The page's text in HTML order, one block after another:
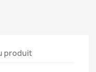
produit